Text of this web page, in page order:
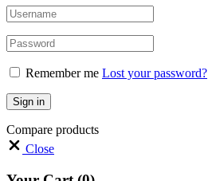
Remember me Lost your password?
Sign in
Compare products
Close